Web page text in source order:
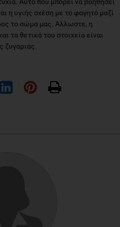
η υγιής σχέση με το φαγητό μαζί
το σώμα μας. Άλλωστε, η
τα θετικά του στοιχεία είναι
ζυγαριάς.